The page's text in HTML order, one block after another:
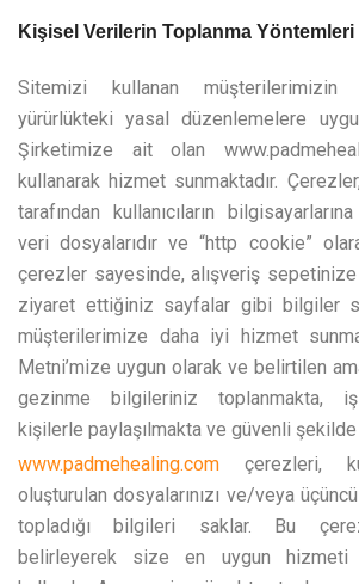
Kişisel Verilerin Toplanma Yöntemleri
Sitemizi kullanan müşterilerimizin
yürürlükteki yasal düzenlemelere
Şirketimize ait olan
kullanarak hizmet sunmaktadır.
tarafından kullanıcıların
veri dosyalarıdır ve “http cookie”
çerezler sayesinde, alışveriş
ziyaret ettiğiniz sayfalar gibi bilgiler
müşterilerimize daha iyi hizmet
Metni’mize uygun olarak ve belirtilen
gezinme bilgileriniz toplanmakta,
kişilerle paylaşılmakta ve güvenli şekilde
www.padmehealing.com çerezleri,
oluşturulan dosyalarınızı ve/veya
topladığı bilgileri saklar. Bu
belirleyerek size en uygun hizmeti